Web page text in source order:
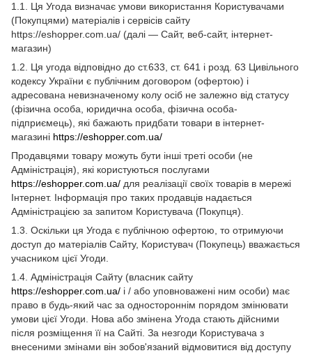
1.1. Ця Угода визначає умови використання Користувачами
(Покупцями) матеріалів і сервісів сайту
https://eshopper.com.ua/ (далі — Сайт, веб-сайт, інтернет-
магазин)
1.2. Ця угода відповідно до ст.633, ст. 641 і розд. 63 Цивільного
кодексу України є публічним договором (офертою) і
адресована невизначеному колу осіб не залежно від статусу
(фізична особа, юридична особа, фізична особа-
підприємець), які бажають придбати товари в інтернет-
магазині https://eshopper.com.ua/
Продавцями товару можуть бути інші треті особи (не
Адміністрація), які користуються послугами
https://eshopper.com.ua/ для реалізації своїх товарів в мережі
Інтернет. Інформація про таких продавців надається
Адміністрацією за запитом Користувача (Покупця).
1.3. Оскільки ця Угода є публічною офертою, то отримуючи
доступ до матеріалів Сайту, Користувач (Покупець) вважається
учасником цієї Угоди.
1.4. Адміністрація Сайту (власник сайту
https://eshopper.com.ua/ і / або уповноважені ним особи) має
право в будь-який час за одностороннім порядом змінювати
умови цієї Угоди. Нова або змінена Угода стають дійсними
після розміщення її на Сайті. За незгоди Користувача з
внесеними змінами він зобов'язаний відмовитися від доступу